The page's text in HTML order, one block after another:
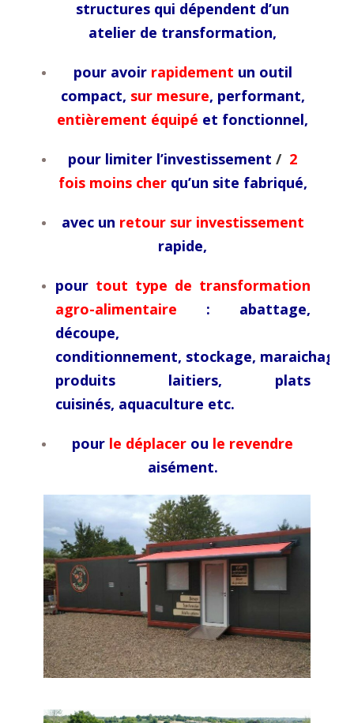
structures qui dépendent d’un
atelier de transformation,
pour avoir rapidement un outil
compact, sur mesure, performant,
entièrement équipé et fonctionnel,
pour limiter l’investissement / 2
fois moins cher qu’un site fabriqué,
avec un retour sur investissement
rapide,
pour tout type de transformation
agro-alimentaire : abattage,
découpe,
conditionnement, stockage, maraichage,
produits laitiers, plats
cuisinés, aquaculture etc.
pour le déplacer ou le revendre
aisément.